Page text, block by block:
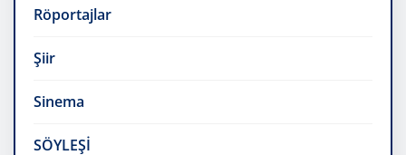
Röportajlar
Şiir
Sinema
SÖYLEŞİ